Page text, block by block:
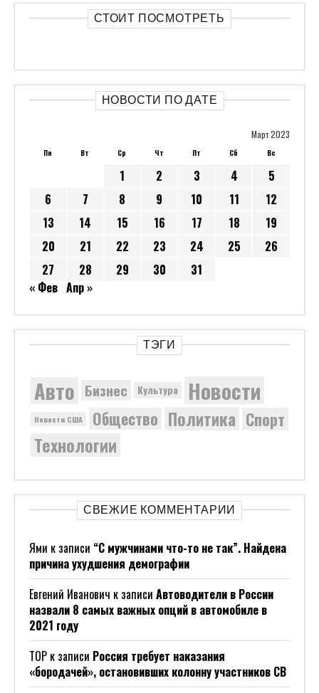
СТОИТ ПОСМОТРЕТЬ
НОВОСТИ ПО ДАТЕ
Март 2023
Пн Вт Ср Чт Пт Сб Вс
1 2 3 4
5
6
7 8 9 10 11
12
13
14 15 16 17 18
19
20
21 22 23 24 25
26
27
28 29 30
31
« Фев Апр »
ТЭГИ
Авто Бизнес Культура Новости
Новости США Общество Политика Спорт
Технологии
СВЕЖИЕ КОММЕНТАРИИ
Ями к записи “С мужчинами что-то не так”. Найдена
причина ухудшения демографии
Евгений Иванович к записи Автоводители в России
назвали 8 самых важных опций в автомобиле в
2021 году
ТОР к записи Россия требует наказания
«бородачей», остановивших колонну участников СВ